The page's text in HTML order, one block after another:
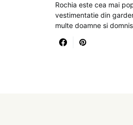
Rochia este cea mai
vestimentatie din
multe doamne si